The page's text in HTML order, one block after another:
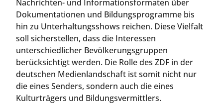
Nachrichten- und Informationsformaten über
Dokumentationen und Bildungsprogramme bis
hin zu Unterhaltungsshows reichen. Diese Vielfalt
soll sicherstellen, dass die Interessen
unterschiedlicher Bevölkerungsgruppen
berücksichtigt werden. Die Rolle des ZDF in der
deutschen Medienlandschaft ist somit nicht nur
die eines Senders, sondern auch die eines
Kulturträgers und Bildungsvermittlers.